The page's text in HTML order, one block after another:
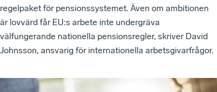
regelpaket för pensionssystemet. Även om ambitionen
är lovvärd får EU:s arbete inte undergräva
välfungerande nationella pensionsregler, skriver David
Johnsson, ansvarig för internationella arbetsgivarfrågor.